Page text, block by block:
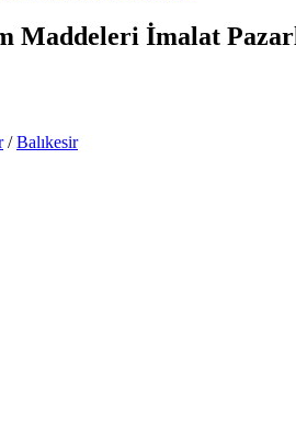
Maddeleri İmalat
/Balıkesir